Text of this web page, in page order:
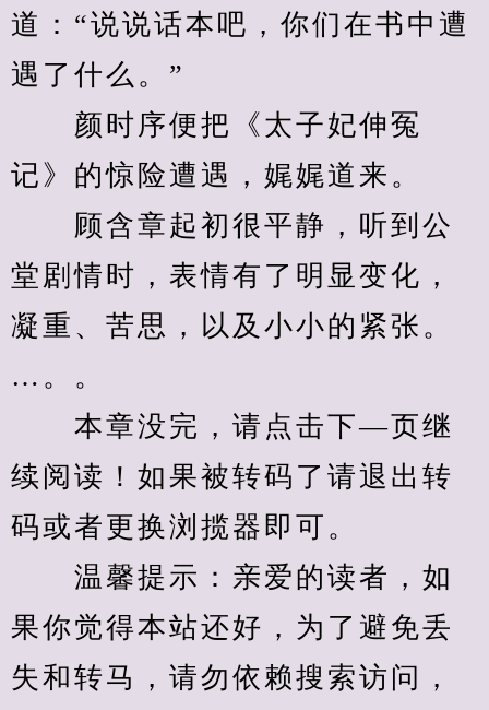
道：“说说话本吧，你们在书中遭
遇了什么。”
颜时序便把《太子妃伸冤
记》的惊险遭遇，娓娓道来。
顾含章起初很平静，听到公
堂剧情时，表情有了明显变化，
凝重、苦思，以及小小的紧张。
…。。
本章没完，请点击下—页继
续阅读！如果被转码了请退出转
码或者更换浏揽器即可。
温馨提示：亲爱的读者，如
果你觉得本站还好，为了避免丢
失和转马，请勿依赖搜索访问，